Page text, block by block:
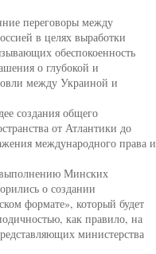
переговоры между
в целях выработки
обеспокоенность
о глубокой и
между Украиной и
создания общего
от Атлантики до
международного права и
Минских
о создании
формате», который будет
как правило, на
министерства